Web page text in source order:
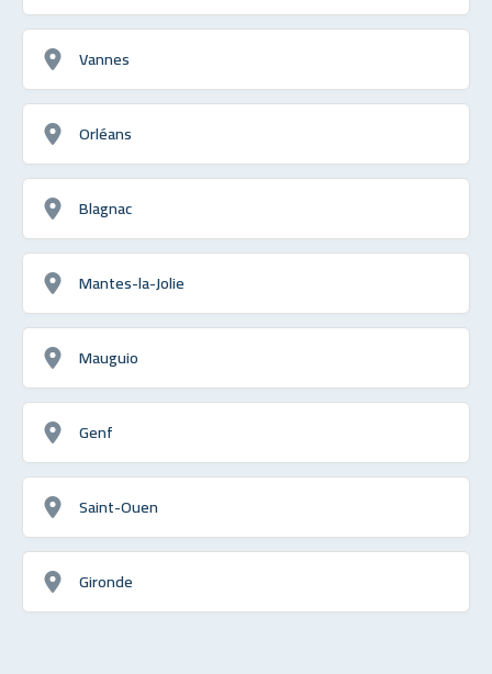
Vannes
Orléans
Blagnac
Mantes-la-Jolie
Mauguio
Genf
Saint-Ouen
Gironde